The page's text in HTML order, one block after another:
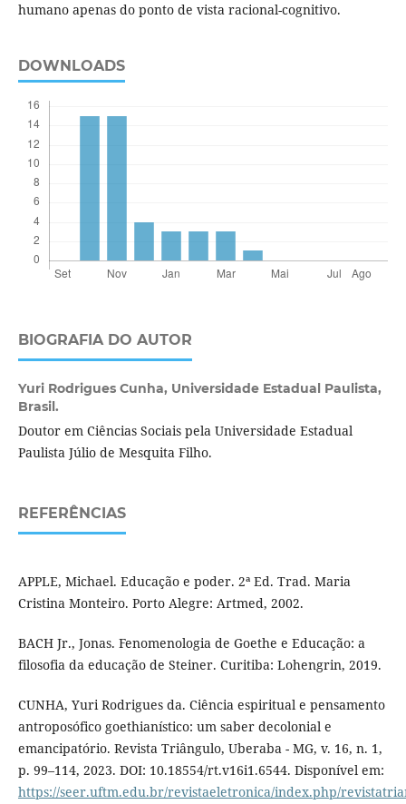
humano apenas do ponto de vista racional-cognitivo.
DOWNLOADS
BIOGRAFIA DO AUTOR
Yuri Rodrigues Cunha, Universidade Estadual Paulista,
Brasil.
Doutor em Ciências Sociais pela Universidade Estadual
Paulista Júlio de Mesquita Filho.
REFERÊNCIAS
APPLE, Michael. Educação e poder. 2ª Ed. Trad. Maria
Cristina Monteiro. Porto Alegre: Artmed, 2002.
BACH Jr., Jonas. Fenomenologia de Goethe e Educação: a
filosofia da educação de Steiner. Curitiba: Lohengrin, 2019.
CUNHA, Yuri Rodrigues da. Ciência espiritual e pensamento
antroposófico goethianístico: um saber decolonial e
emancipatório. Revista Triângulo, Uberaba - MG, v. 16, n. 1,
p. 99–114, 2023. DOI: 10.18554/rt.v16i1.6544. Disponível em:
https://seer.uftm.edu.br/revistaeletronica/index.php/